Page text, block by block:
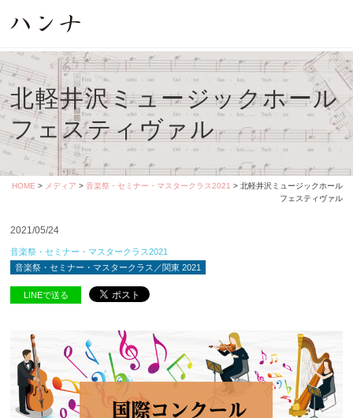
北軽井沢ミュージックホール
フェスティヴァル
HOME > メディア > 音楽祭・セミナー・マスタークラス2021 > 北軽井沢ミュージックホール
フェスティヴァル
2021/05/24
音楽祭・セミナー・マスタークラス2021
音楽祭・セミナー・マスタークラス／関東 2021
LINEで送る